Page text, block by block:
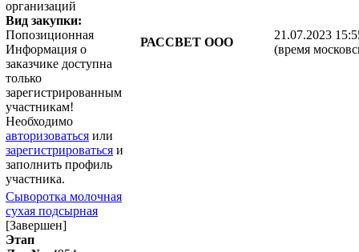
организаций
Вид закупки:
Попозиционная
Информация о
заказчике доступна
только
зарегистрированным
участникам!
Необходимо
авторизоваться или
зарегистрироваться и
заполнить профиль
участника.
РАССВЕТ ООО
21.07.2023
(время
Сыворотка молочная
сухая подсырная
[Завершен]
Этап